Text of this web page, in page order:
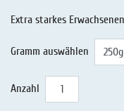
Extra starkes
Gramm auswählen
Anzahl